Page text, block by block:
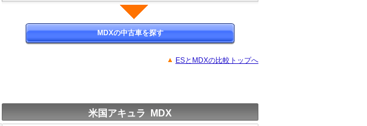
MDXの中古車を探す
ESとMDXの比較トップへ
米国アキュラ MDX